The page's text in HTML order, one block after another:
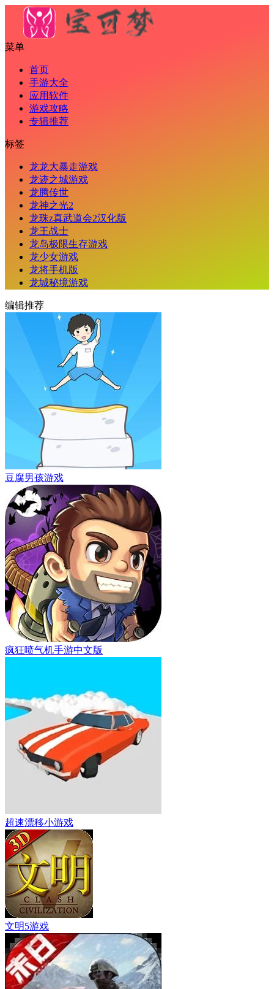
菜单
首页
手游大全
应用软件
游戏攻略
专辑推荐
标签
龙龙大暴走游戏
龙迹之城游戏
龙腾传世
龙神之光2
龙珠z真武道会2汉化版
龙王战士
龙岛极限生存游戏
龙少女游戏
龙将手机版
龙城秘境游戏
编辑推荐
豆腐男孩游戏
疯狂喷气机手游中文版
超速漂移小游戏
文明5游戏